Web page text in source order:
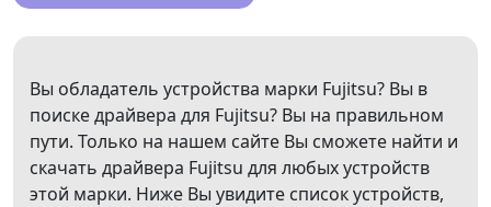
Вы обладатель устройства марки Fujitsu? Вы в
поиске драйвера для Fujitsu? Вы на правильном
пути. Только на нашем сайте Вы сможете найти и
скачать драйвера Fujitsu для любых устройств
этой марки. Ниже Вы увидите список устройств,